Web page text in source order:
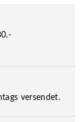
versendet.